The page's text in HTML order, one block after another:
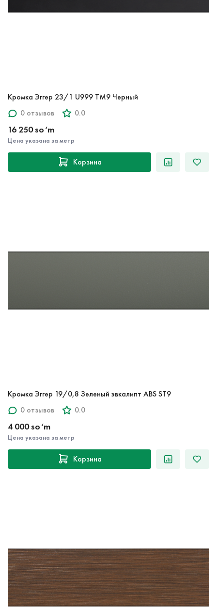
Кромка Эггер 23/1 U999 TM9 Черный
0 отзывов
0.0
16 250 so‘m
Цена указана за метр
Корзина
Кромка Эггер 19/0,8 Зеленый эвкалипт ABS ST9
0 отзывов
0.0
4 000 so‘m
Цена указана за метр
Корзина